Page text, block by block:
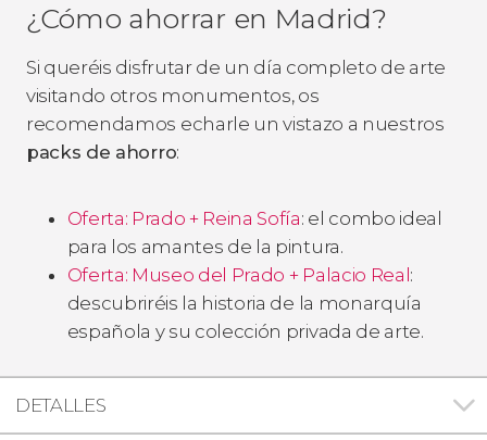
¿Cómo ahorrar en Madrid?
Si queréis disfrutar de un día completo de arte
visitando otros monumentos, os
recomendamos echarle un vistazo a nuestros
packs de ahorro:
Oferta: Prado + Reina Sofía: el combo ideal
para los amantes de la pintura.
Oferta: Museo del Prado + Palacio Real:
descubriréis la historia de la monarquía
española y su colección privada de arte.
DETALLES